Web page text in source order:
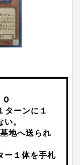
0
ーンに１
。
地へ送られ
ー１体を手札